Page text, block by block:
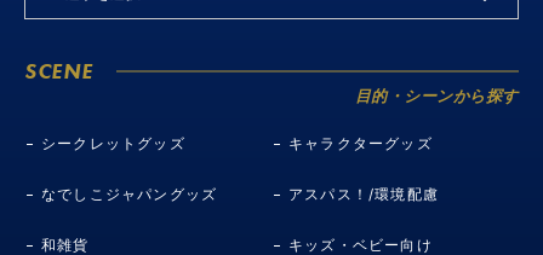
SCENE
目的・シーンから探す
シークレットグッズ キャラクターグッズ
なでしこジャパングッズ アスパス！/環境配慮
和雑貨 キッズ・ベビー向け